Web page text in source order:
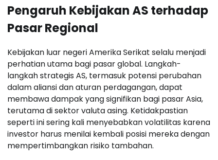
Pengaruh Kebijakan AS terhadap
Pasar Regional
Kebijakan luar negeri Amerika Serikat selalu menjadi
perhatian utama bagi pasar global. Langkah-
langkah strategis AS, termasuk potensi perubahan
dalam aliansi dan aturan perdagangan, dapat
membawa dampak yang signifikan bagi pasar Asia,
terutama di sektor valuta asing. Ketidakpastian
seperti ini sering kali menyebabkan volatilitas karena
investor harus menilai kembali posisi mereka dengan
mempertimbangkan risiko tambahan.